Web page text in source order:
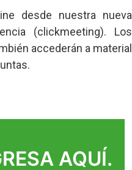
desde nuestra nueva
(clickmeeting). Los
accederán a material
AQUÍ.